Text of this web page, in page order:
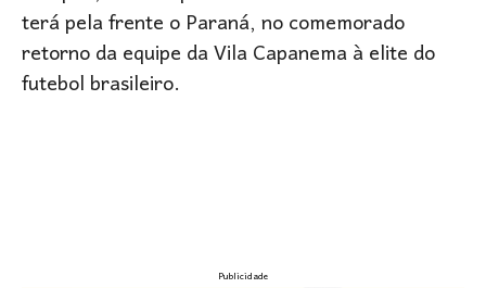
terá pela frente o Paraná, no comemorado
retorno da equipe da Vila Capanema à elite do
futebol brasileiro.
Publicidade